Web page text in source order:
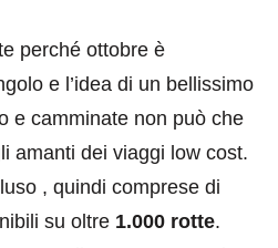
perché ottobre è
e l’idea di un bellissimo
e camminate non può che
amanti dei viaggi low cost.
, quindi comprese di
su oltre 1.000 rotte.